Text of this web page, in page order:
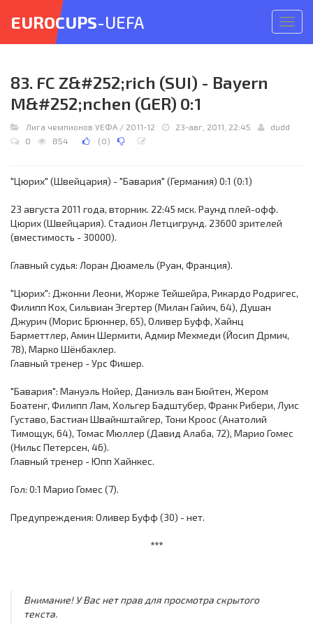
меню
EUROCUPS-UEFA
83. FC Z&#252;rich (SUI) - Bayern
M&#252;nchen (GER) 0:1
Лига чемпионов УЕФА / 2011-12 23-авг, 2011, 22:45
dudd
0
854 (0)
"Цюрих" (Швейцария) - "Бавария" (Германия) 0:1 (0:1)
23 августа 2011 года, вторник. 22:45 мск. Раунд плей-офф.
Цюрих (Швейцария). Стадион Летцигрунд. 23600 зрителей
(вместимость - 30000).
Главный судья: Лоран Дюамель (Руан, Франция).
"Цюрих": Джонни Леони, Жорже Тейшейра, Рикардо Родригес,
Филипп Кох, Сильвиан Эгертер (Милан Гайич, 64), Душан
Джурич (Морис Брюннер, 65), Оливер Буфф, Хайнц
Барметтлер, Амин Шермити, Адмир Мехмеди (Йосип Дрмич,
78), Марко Шёнбахлер.
Главный тренер - Урс Фишер.
"Бавария": Мануэль Нойер, Даниэль ван Бюйтен, Жером
Боатенг, Филипп Лам, Хольгер Бадштубер, Франк Рибери, Луис
Густаво, Бастиан Швайнштайгер, Тони Кроос (Анатолий
Тимощук, 64), Томас Мюллер (Давид Алаба, 72), Марио Гомес
(Нильс Петерсен, 46).
Главный тренер - Юпп Хайнкес.
Гол: 0:1 Марио Гомес (7).
Предупреждения: Оливер Буфф (30) - нет.
***
Внимание! У Вас нет прав для просмотра скрытого
текста.